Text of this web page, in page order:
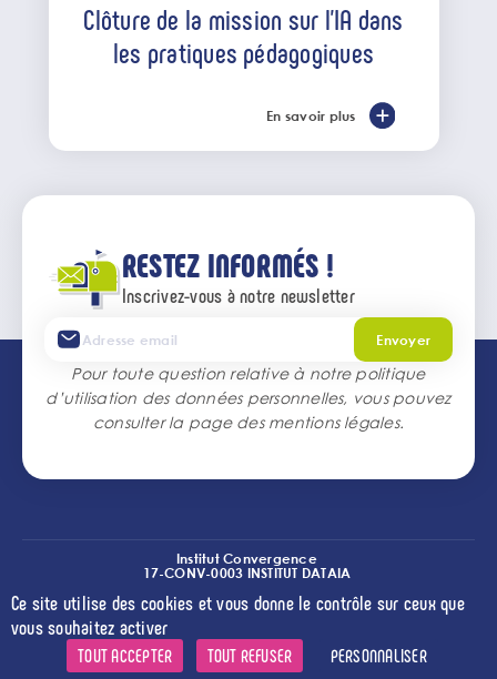
Clôture de la mission sur l’IA dans
les pratiques pédagogiques
En savoir plus
RESTEZ INFORMÉS !
Inscrivez-vous à notre newsletter
Envoyer
Pour toute question relative à notre politique
d’utilisation des données personnelles, vous pouvez
consulter la page desmentions légales.
Institut Convergence
17-CONV-0003 INSTITUT DATAIA
Crédits l Mentions légales l l
Ce site utilise des cookies et vous donne le contrôle sur ceux que
vous souhaitez activer
TOUT ACCEPTER TOUT REFUSER
PERSONNALISER